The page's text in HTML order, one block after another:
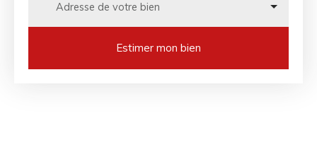
Adresse de votre bien
Estimer mon bien